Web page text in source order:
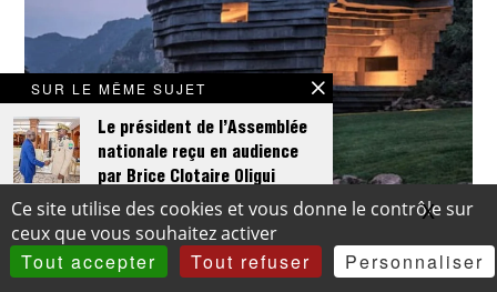
SUR LE MÊME SUJET
Le président de l’Assemblée
nationale reçu en audience
par Brice Clotaire Oligui
Nguema
…
Ce site utilise des cookies et vous donne le contrôle sur
ceux que vous souhaitez activer
Tout accepter Tout refuser Personnaliser
X